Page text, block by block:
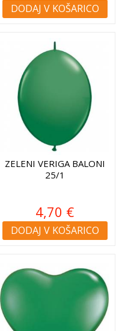
DODAJ V KOŠARICO
ZELENI VERIGA BALONI
25/1
4,70 €
DODAJ V KOŠARICO